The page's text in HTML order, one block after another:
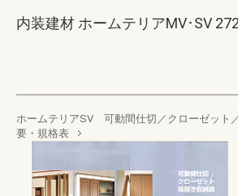
内装建材 ホームテリアMV･SV
ホームテリアSV 可動間仕切／クローゼット
要・規格表